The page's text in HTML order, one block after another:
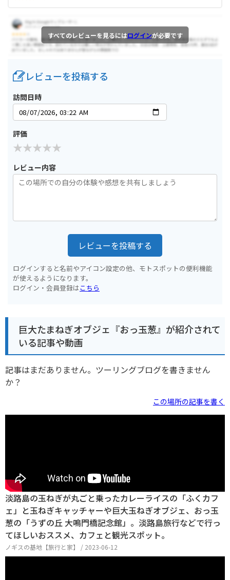
すべてのレビューを見るにはログインが必要です
レビューを投稿する
訪問日時
評価
レビュー内容
レビューを投稿する
ログインすると名前やアイコン設定の他、モトスポットの便利機能
が使えるようになります。
ログイン・会員登録はこちら
巨大たまねぎオブジェ『おっ玉葱』が紹介されて
いる記事や動画
記事はまだありません。ツーリングブログを書きません
か？
この場所の記事を書く
淡路島の玉ねぎが丸ごと乗ったカレーライスの「ふくカフ
ェ」と玉ねぎキャッチャーや巨大玉ねぎオブジェ、おっ玉
葱の「うずの丘 大鳴門橋記念館」。淡路島旅行などで行っ
てほしいおススメ、カフェと観光スポット。
ノギスの基地【旅行と家】 / 2023-06-12